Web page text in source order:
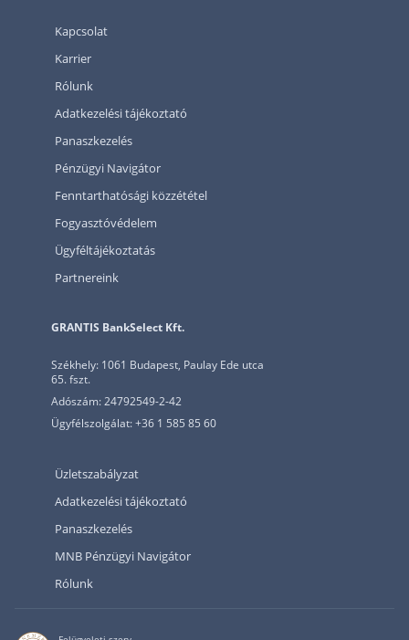
Kapcsolat
Karrier
Rólunk
Adatkezelési tájékoztató
Panaszkezelés
Pénzügyi Navigátor
Fenntarthatósági közzététel
Fogyasztóvédelem
Ügyféltájékoztatás
Partnereink
GRANTIS BankSelect Kft.
Székhely: 1061 Budapest, Paulay Ede utca
65. fszt.
Adószám: 24792549-2-42
Ügyfélszolgálat: +36 1 585 85 60
Üzletszabályzat
Adatkezelési tájékoztató
Panaszkezelés
MNB Pénzügyi Navigátor
Rólunk